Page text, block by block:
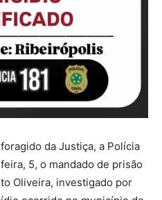
da Justiça, a Polícia
5, o mandado de prisão
Oliveira, investigado por